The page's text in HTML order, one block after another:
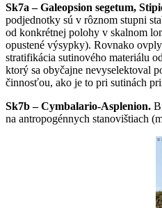
Sk7a – Galeopsion segetum,
podjednotky sú v rôznom stupni
od konkrétnej polohy v skalnom
opustené výsypky). Rovnako
stratifikácia sutinového materiálu
ktorý sa obyčajne nevyselektoval
činnosťou, ako je to pri sutinách
Sk7b – Cymbalario-Asplenion.
na antropogénnych stanovištiach